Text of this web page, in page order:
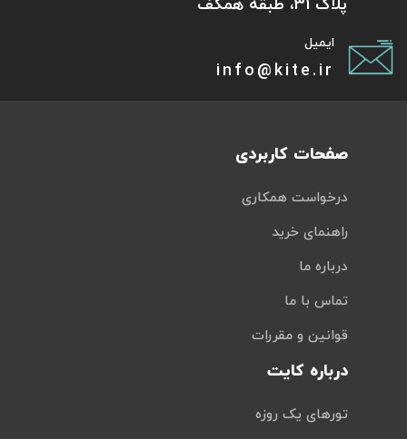
پلاک 31، طبقه همکف
ایمیل
info@kite.ir
صفحات کاربردی
درخواست همکاری
راهنمای خرید
درباره ما
تماس با ما
قوانین و مقررات
درباره کایت
تورهای یک روزه